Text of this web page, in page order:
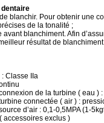
dentaire
blanchir. Pour obtenir une
de la tonalité ;
avant blanchiment. Afin
résultat de blanchiment
Classe IIa
de la turbine ( eau
connectée ( air ) :
d’air : 0,1-0,5MPA (1-
accessoires exclus )